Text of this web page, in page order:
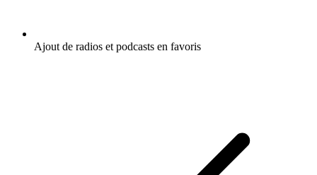
Ajout de radios et podcasts en favoris